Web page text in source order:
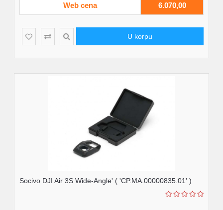
Web cena 6.070,00
U korpu
Socivo DJI Air 3S Wide-Angle' ( 'CP.MA.00000835.01' )